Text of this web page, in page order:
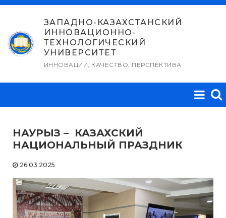
Перейти
содержимому
ЗАПАДНО-КАЗАХСТАНСКИЙ
ИННОВАЦИОННО-
ТЕХНОЛОГИЧЕСКИЙ
УНИВЕРСИТЕТ
ИННОВАЦИИ, КАЧЕСТВО, ПЕРСПЕКТИВА
НАУРЫЗ – КАЗАХСКИЙ
НАЦИОНАЛЬНЫЙ ПРАЗДНИК
26.03.2025